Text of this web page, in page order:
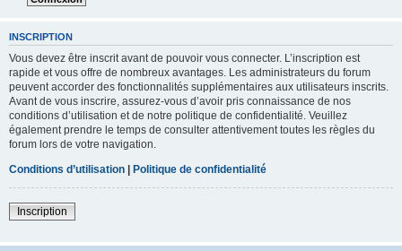
INSCRIPTION
Vous devez être inscrit avant de pouvoir vous connecter. L’inscription est
rapide et vous offre de nombreux avantages. Les administrateurs du forum
peuvent accorder des fonctionnalités supplémentaires aux utilisateurs inscrits.
Avant de vous inscrire, assurez-vous d’avoir pris connaissance de nos
conditions d’utilisation et de notre politique de confidentialité. Veuillez
également prendre le temps de consulter attentivement toutes les règles du
forum lors de votre navigation.
Conditions d’utilisation | Politique de confidentialité
Inscription